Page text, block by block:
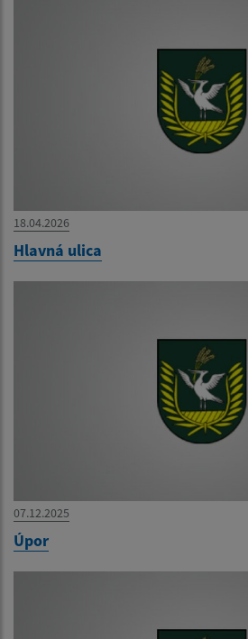
18.04.2026
Hlavná ulica
07.12.2025
Úpor